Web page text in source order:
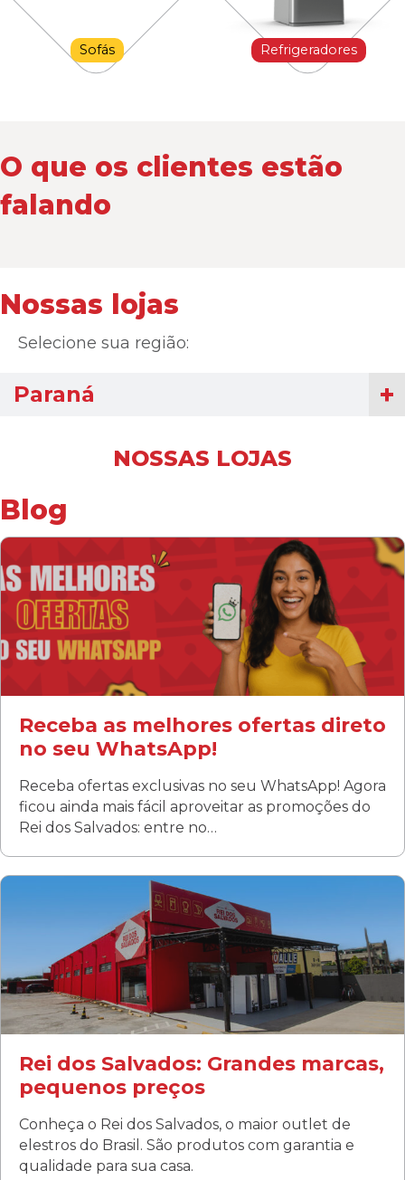
Sofás Refrigeradores
O que os clientes estão
falando
Nossas lojas
Selecione sua região:
Paraná
Fanny
Rua Albino Beatriz, 100 - Fanny, Curitiba –PR
Segunda a sábado: 09h00 às 19h00
Domingo: FECHADA
ÚLTIMOS DIAS DE LIQUIDAÇÃO!
(41) 3411-1754
(41) 99249-4620
NOSSAS LOJAS
Blog
Receba as melhores ofertas direto
no seu WhatsApp!
Receba ofertas exclusivas no seu WhatsApp! Agora
ficou ainda mais fácil aproveitar as promoções do
Rei dos Salvados: entre no…
Rei dos Salvados: Grandes marcas,
pequenos preços
Conheça o Rei dos Salvados, o maior outlet de
elestros do Brasil. São produtos com garantia e
qualidade para sua casa.